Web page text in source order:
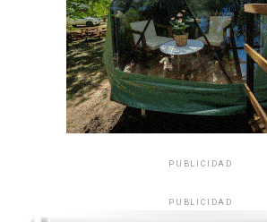
PUBLICIDAD
PUBLICIDAD